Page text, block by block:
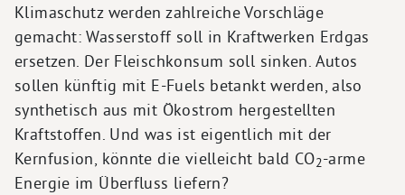
Klimaschutz werden zahlreiche Vorschläge
gemacht: Wasserstoff soll in Kraftwerken Erdgas
ersetzen. Der Fleischkonsum soll sinken. Autos
sollen künftig mit E-Fuels betankt werden, also
synthetisch aus mit Ökostrom hergestellten
Kraftstoffen. Und was ist eigentlich mit der
Kernfusion, könnte die vielleicht bald CO2-arme
Energie im Überfluss liefern?